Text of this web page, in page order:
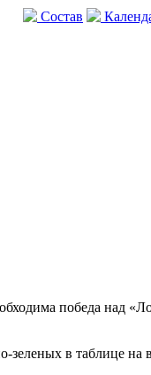
Состав
победа над
зеленых в таблице на